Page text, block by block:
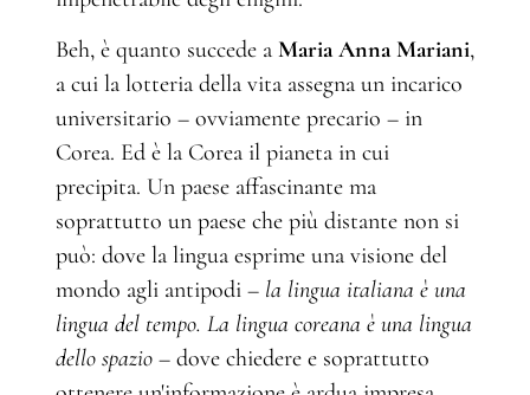
Beh, è quanto succede a Maria Anna Mariani,
a cui la lotteria della vita assegna un incarico
universitario – ovviamente precario – in
Corea. Ed è la Corea il pianeta in cui
precipita. Un paese affascinante ma
soprattutto un paese che più distante non si
può: dove la lingua esprime una visione del
mondo agli antipodi – la lingua italiana è una
lingua del tempo. La lingua coreana è una lingua
dello spazio – dove chiedere e soprattutto